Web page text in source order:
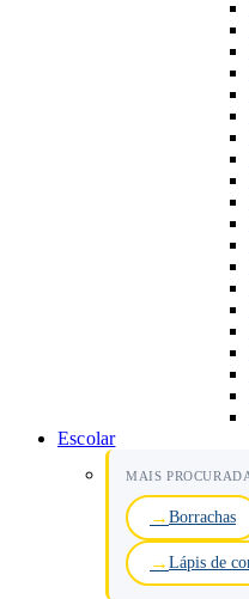
Escolar
MAIS
Borrachas
Lápis de